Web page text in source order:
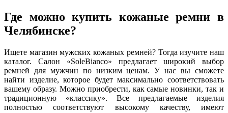
Где можно купить кожаные ремни в
Челябинске?
Ищете магазин мужских кожаных ремней? Тогда изучите наш
каталог. Салон «SoleBianco» предлагает широкий выбор
ремней для мужчин по низким ценам. У нас вы сможете
найти изделие, которое будет максимально соответствовать
вашему образу. Можно приобрести, как самые новинки, так и
традиционную «классику». Все предлагаемые изделия
полностью соответствуют высокому качеству, имеют